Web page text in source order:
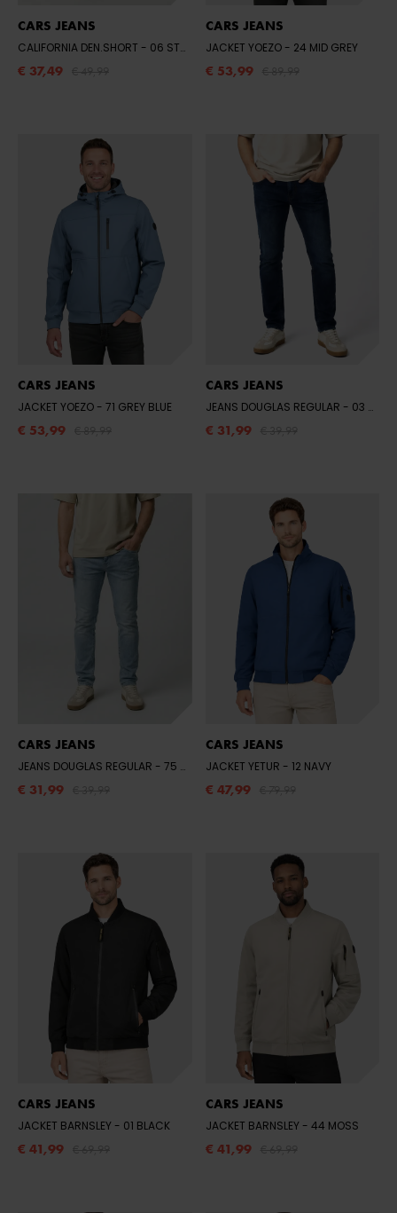
CARS JEANS
CALIFORNIA DEN.SHORT - 06 STONE USED
€ 37,49
CARS JEANS
JACKET YOEZO - 24 MID GREY
€ 53,99
CARS JEANS
JACKET YOEZO - 71 GREY BLUE
€ 53,99
CARS JEANS
JEANS DOUGLAS REGULAR - 03 DARK USED
€ 31,99
CARS JEANS
JEANS DOUGLAS REGULAR - 75 BLEACHED USED
€ 31,99
CARS JEANS
JACKET YETUR - 12 NAVY
€ 47,99
CARS JEANS
JACKET BARNSLEY - 01 BLACK
€ 41,99
CARS JEANS
JACKET BARNSLEY - 44 MOSS
€ 41,99